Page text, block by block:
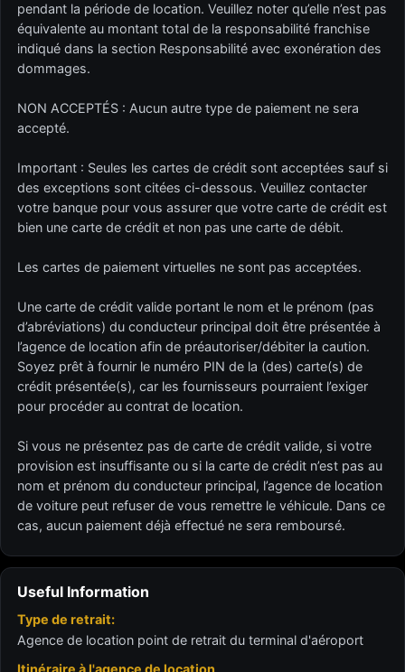
pendant la période de location. Veuillez noter qu’elle n’est pas
équivalente au montant total de la responsabilité franchise
indiqué dans la section Responsabilité avec exonération des
dommages.
NON ACCEPTÉS : Aucun autre type de paiement ne sera
accepté.
Important : Seules les cartes de crédit sont acceptées sauf si
des exceptions sont citées ci-dessous. Veuillez contacter
votre banque pour vous assurer que votre carte de crédit est
bien une carte de crédit et non pas une carte de débit.
Les cartes de paiement virtuelles ne sont pas acceptées.
Une carte de crédit valide portant le nom et le prénom (pas
d’abréviations) du conducteur principal doit être présentée à
l’agence de location afin de préautoriser/débiter la caution.
Soyez prêt à fournir le numéro PIN de la (des) carte(s) de
crédit présentée(s), car les fournisseurs pourraient l’exiger
pour procéder au contrat de location.
Si vous ne présentez pas de carte de crédit valide, si votre
provision est insuffisante ou si la carte de crédit n’est pas au
nom et prénom du conducteur principal, l’agence de location
de voiture peut refuser de vous remettre le véhicule. Dans ce
cas, aucun paiement déjà effectué ne sera remboursé.
Useful Information
Type de retrait:
Agence de location point de retrait du terminal d'aéroport
Itinéraire à l'agence de location